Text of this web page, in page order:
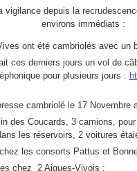
!
ou bombe à retardement
du patrimoine public
vigilance depuis la
environs immédiats :
ont été cambriolés avec un
ces derniers jours un vol de
pour plusieurs jours :
cambriolé le 17 Novembre
des Coucards, 3 camions,
les réservoirs, 2 voitures
les consorts Pattus et
chez 2 Aigues-Vivois ;